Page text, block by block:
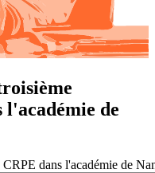
l'académie de
dans l'académie de